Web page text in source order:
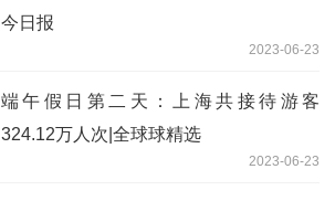
今日报
2023-06-23
端午假日第二天：上海共接待游客
324.12万人次|全球球精选
2023-06-23